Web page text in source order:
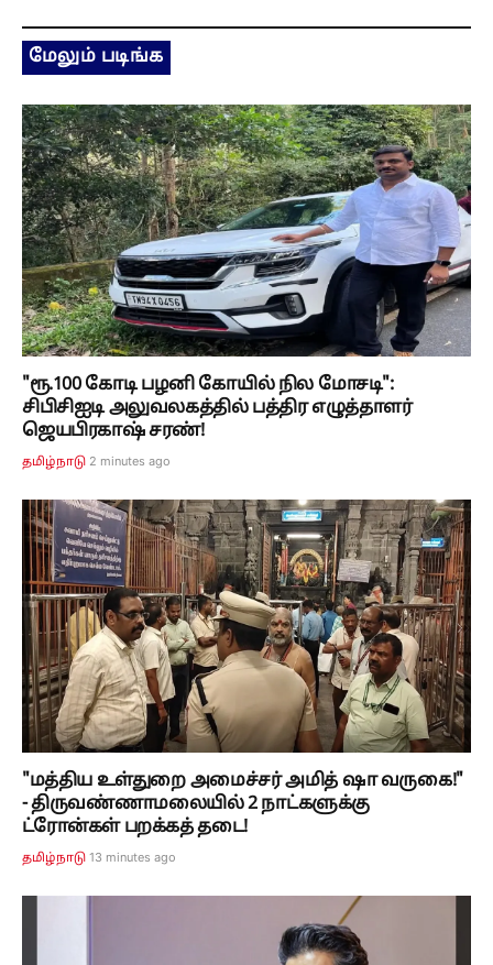
மேலும் படிங்க
"ரூ.100 கோடி பழனி கோயில் நில மோசடி":
சிபிசிஐடி அலுவலகத்தில் பத்திர எழுத்தாளர்
ஜெயபிரகாஷ் சரண்!
தமிழ்நாடு 2 minutes ago
"மத்திய உள்துறை அமைச்சர் அமித் ஷா வருகை!"
- திருவண்ணாமலையில் 2 நாட்களுக்கு
ட்ரோன்கள் பறக்கத் தடை!
தமிழ்நாடு 13 minutes ago